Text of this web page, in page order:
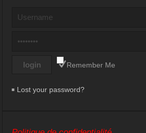
Remember Me
Lost your password?